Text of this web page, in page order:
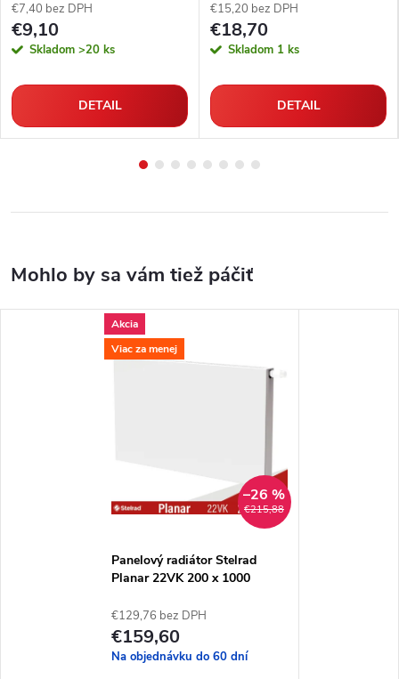
€7,40 bez DPH
€9,10
Skladom >20 ks
DETAIL
€15,20 bez DPH
€18,70
Skladom 1 ks
DETAIL
Akcia
Viac za menej
€215,88
–26 %
Panelový radiátor Stelrad
Planar 22VK 200 x 1000
€129,76 bez DPH
€159,60
Na objednávku do 60 dní